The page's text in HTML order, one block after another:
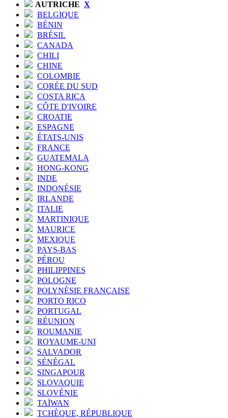
AUTRICHE X
BELGIQUE
BÉNIN
BRÉSIL
CANADA
CHILI
CHINE
COLOMBIE
CORÉE DU SUD
COSTA RICA
CÔTE D'IVOIRE
CROATIE
ESPAGNE
ÉTATS-UNIS
FRANCE
GUATEMALA
HONG-KONG
INDE
INDONÉSIE
IRLANDE
ITALIE
MARTINIQUE
MAURICE
MEXIQUE
PAYS-BAS
PÉROU
PHILIPPINES
POLOGNE
POLYNÉSIE FRANÇAISE
PORTO RICO
PORTUGAL
RÉUNION
ROUMANIE
ROYAUME-UNI
SALVADOR
SÉNÉGAL
SINGAPOUR
SLOVAQUIE
SLOVÉNIE
TAÏWAN
TCHÈQUE, RÉPUBLIQUE